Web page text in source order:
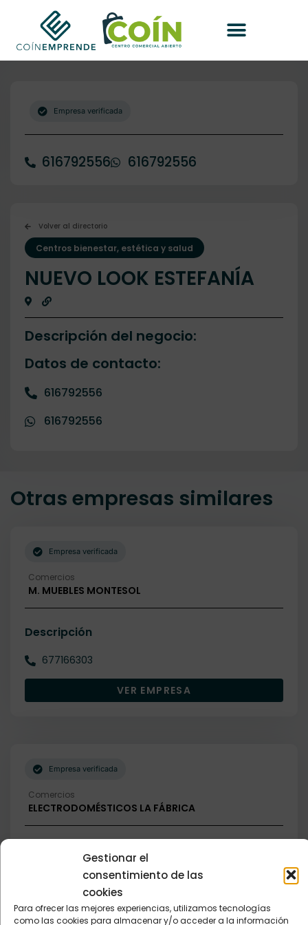
Gestionar el
consentimiento de las
cookies
Para ofrecer las mejores experiencias, utilizamos tecnologías
como las cookies para almacenar y/o acceder a la información
Volver al directorio
Centros bienestar, estética y salud
NUEVO LOOK ESTEFANÍA
Descripción del negocio:
Datos de contacto:
616792556
616792556
Empresa verificada
616792556 616792556
Otras empresas similares
Comercios
M. MUEBLES MONTESOL
Descripción
677166303
VER EMPRESA
Empresa verificada
Comercios
ELECTRODOMÉSTICOS LA FÁBRICA
625874498
VER EMPRESA
Empresa verificada